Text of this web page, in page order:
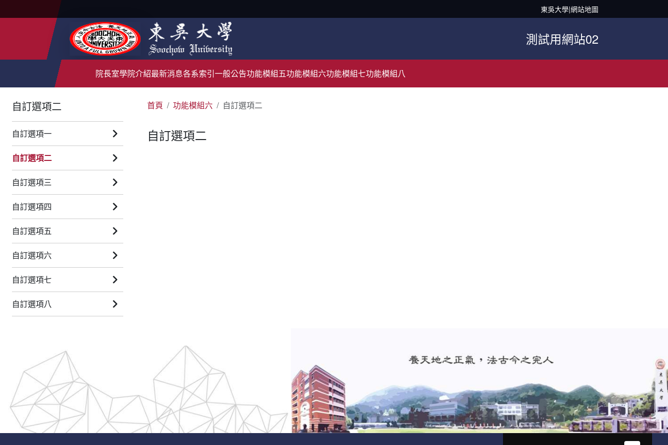
東吳大學|網站地圖
測試用網站02
院長室學院介紹最新消息各系索引一般公告功能模組五功能模組六功能模組七功能模組八
自訂選項二
自訂選項一
自訂選項二
自訂選項三
自訂選項四
自訂選項五
自訂選項六
自訂選項七
自訂選項八
首頁 功能模組六 自訂選項二
自訂選項二